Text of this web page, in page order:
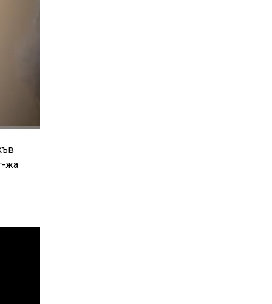
жа